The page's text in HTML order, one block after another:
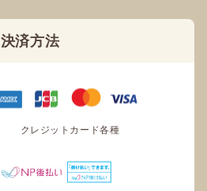
決済方法
クレジットカード各種